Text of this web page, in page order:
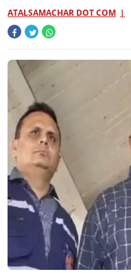
ATALSAMACHAR DOT COM